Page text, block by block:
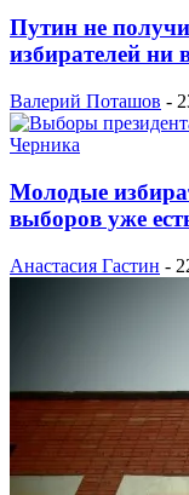
Путин не
избирателей ни
Валерий Поташов -
Молодые
выборов уже
Анастасия Гастин -